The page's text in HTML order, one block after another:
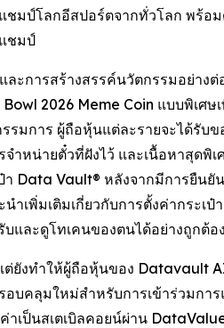
มป์โลกอีสปอร์ตจากทั่วโลก พร้
ชมป์
การสร้างสรรค์นวัตกรรมอย่าง
2026 Meme Coin แบบพิเศ
การ ผู้ถือหุ้นแต่ละรายจะได้รับ
ำหน่ายตั๋วที่ฝังไว้ และเนื้อหาสุด
Data Vault® หลังจากมีการยืน
พิ่มเติมเกี่ยวกับการตั้งค่ากระเป๋
และดูโทเคนของตนได้อย่างถูกต้อง
ยังทำให้ผู้ถือหุ้นของ Datavault
บคลุมใหม่สำหรับการเข้าร่วมก
ป็นสเตเบิลคอยน์ผ่าน